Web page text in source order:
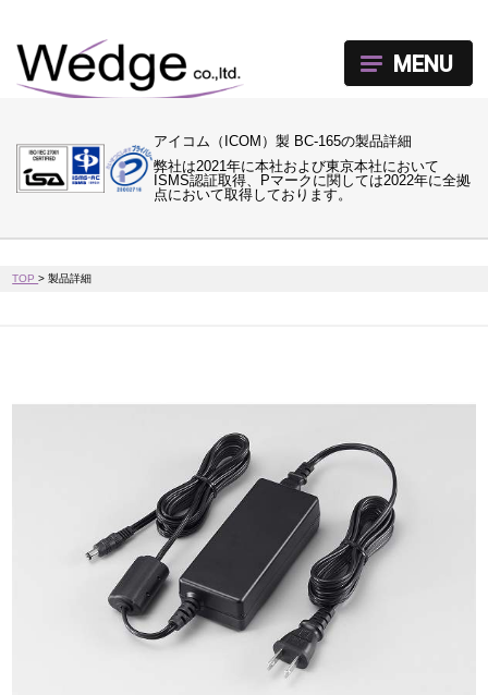
アイコム（ICOM）製 BC-165の製品詳細
弊社は2021年に本社および東京本社において
ISMS認証取得、Pマークに関しては2022年に全拠
点において取得しております。
MENU
TOP>製品詳細